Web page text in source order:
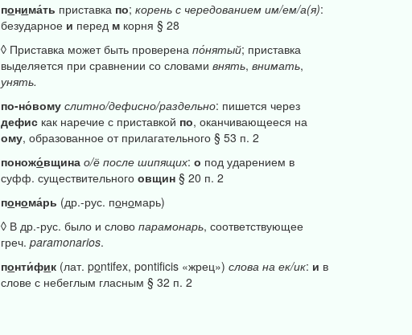
понима́ть приставка по;корень с чередованием им/ем/а(я):
безударное и перед м корня § 28
◊ Приставка может быть проверенапо́нятый; приставка
выделяется при сравнении со словамивнять,внимать,
унять.
по-но́вому слитно/дефисно/раздельно: пишется через
дефис как наречие с приставкой по, оканчивающееся на
ому, образованное от прилагательного § 53 п. 2
поножо́вщина о/ё после шипящих:о под ударением в
суфф. существительногоовщин § 20 п. 2
понома́рь (др.-рус. пономарь)
◊ В др.-рус. было и словопарамонарь, соответствующее
греч.paramonarios.
понти́фик (лат. pontifex, pontificis «жрец»)слова на ек/ик: и в
слове с небеглым гласным § 32 п. 2